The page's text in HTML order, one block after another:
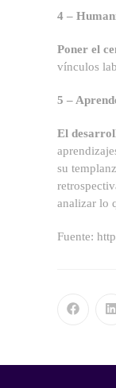
4 –
Poner el
vínculos
5 –
El
su
analizar lo
Fuente: